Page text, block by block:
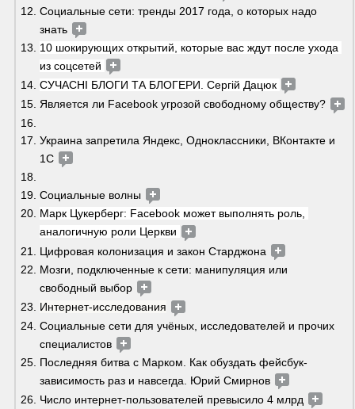
Социальные сети: тренды 2017 года, о которых надо
знать
10 шокирующих открытий, которые вас ждут после ухода
из соцсетей
СУЧАСНІ БЛОГИ ТА БЛОГЕРИ. Сергій Дацюк
Является ли Facebook угрозой свободному обществу?
Украина запретила Яндекс, Одноклассники, ВКонтакте и
1С
Социальные волны
Марк Цукерберг: Facebook может выполнять роль,
аналогичную роли Церкви
Цифровая колонизация и закон Старджона
Мозги, подключенные к сети: манипуляция или
свободный выбор
Интернет-исследования
Социальные сети для учёных, исследователей и прочих
специалистов
Последняя битва с Марком. Как обуздать фейсбук-
зависимость раз и навсегда. Юрий Смирнов
Число интернет-пользователей превысило 4 млрд